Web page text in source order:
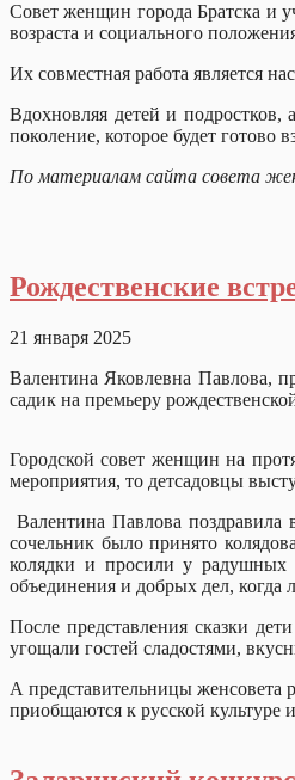
Совет женщин города Братска и
возраста и социального
Их совместная работа является
Вдохновляя детей и
поколение, которое будет готово
По материалам сайта совета
Рождественские
21 января 2025
Валентина Яковлевна Павлова,
садик на премьеру
Городской совет женщин на
мероприятия, то детсадовцы
Валентина Павлова
сочельник было принято
колядки и просили у радушных
объединения и добрых дел,
После представления сказки
угощали гостей
А представительницы женсовета
приобщаются к русской культуре